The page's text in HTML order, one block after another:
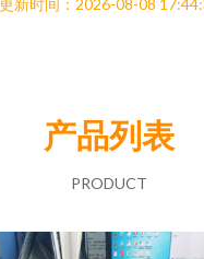
更新时间：2026-08-08
产品列表
PRODUCT